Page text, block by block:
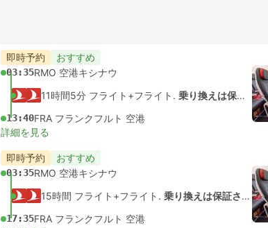
即時予約 おすすめ
03:35RMO 空港キシナウ
11時間5分 フライト+フライト. 乗り換えは保証されていません
13:40FRA フランクフルト 空港
詳細を見る
即時予約 おすすめ
03:35RMO 空港キシナウ
15時間 フライト+フライト. 乗り換えは保証されていません
17:35FRA フランクフルト 空港